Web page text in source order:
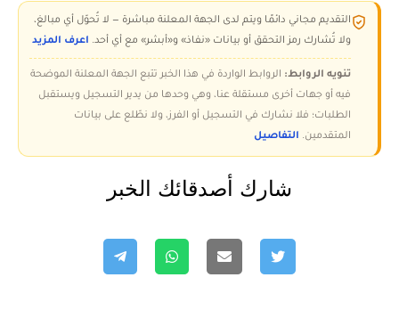
التقديم مجاني دائمًا ويتم لدى الجهة المعلنة مباشرة — لا تُحوّل أي مبالغ،
ولا تُشارك رمز التحقق أو بيانات «نفاذ» و«أبشر» مع أي أحد. اعرف المزيد
تنويه الروابط: الروابط الواردة في هذا الخبر تتبع الجهة المعلنة الموضحة
فيه أو جهات أخرى مستقلة عنا، وهي وحدها من يدير التسجيل ويستقبل
الطلبات؛ فلا نشارك في التسجيل أو الفرز، ولا نطّلع على بيانات
المتقدمين. التفاصيل
شارك أصدقائك الخبر